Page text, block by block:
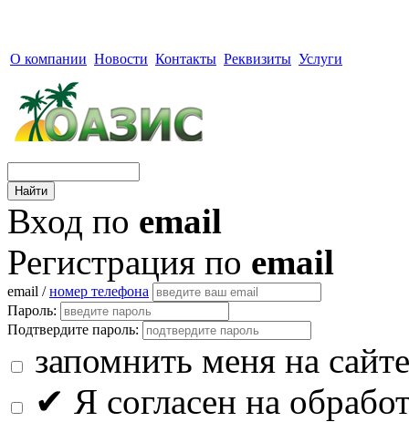
О компании Новости Контакты Реквизиты Услуги
Вход по email
Регистрация по email
email /номер телефона
Пароль:
Подтвердите пароль:
запомнить меня на сайте
✔ Я согласен на